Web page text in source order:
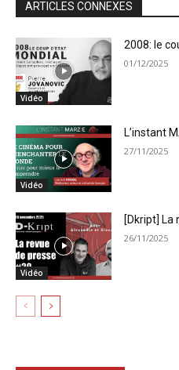
ARTICLES CONNEXES
Vidéo
2008: le
01/12/2025
Vidéo
L’instant
27/11/2025
Vidéo
[Dkript] La
26/11/2025